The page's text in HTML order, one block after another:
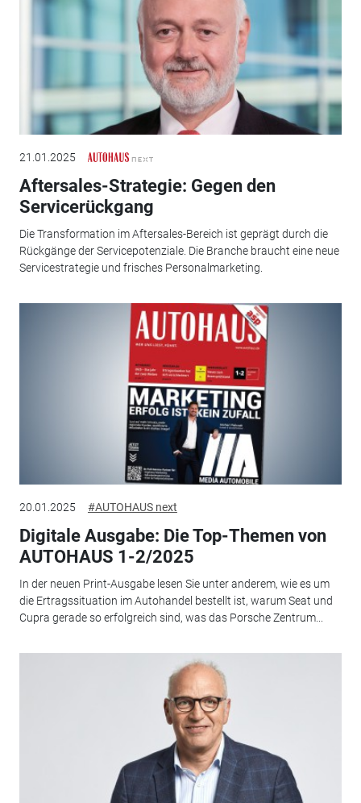
21.01.2025
Aftersales-Strategie: Gegen den
Servicerückgang
Die Transformation im Aftersales-Bereich ist geprägt durch die
Rückgänge der Servicepotenziale. Die Branche braucht eine neue
Servicestrategie und frisches Personalmarketing.
20.01.2025 #AUTOHAUS next
Digitale Ausgabe: Die Top-Themen von
AUTOHAUS 1-2/2025
In der neuen Print-Ausgabe lesen Sie unter anderem, wie es um
die Ertragssituation im Autohandel bestellt ist, warum Seat und
Cupra gerade so erfolgreich sind, was das Porsche Zentrum...